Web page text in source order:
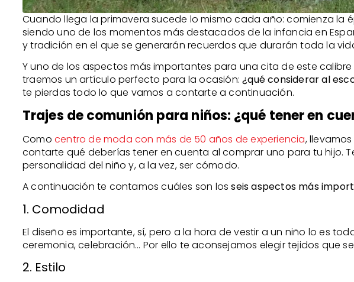
Cuando llega la primavera sucede lo mismo cada año: comienza
siendo uno de los momentos más destacados de la infancia en
y tradición en el que se generarán recuerdos que durarán toda la
Y uno de los aspectos más importantes para una cita de este
traemos un artículo perfecto para la ocasión:¿qué considerar al
te pierdas todo lo que vamos a contarte a continuación.
Trajes de comunión para niños: ¿qué tener en
Como centro de moda con más de 50 años de experiencia,
contarte qué deberías tener en cuenta al comprar uno para tu hijo.
personalidad del niño y, a la vez, ser cómodo.
A continuación te contamos cuáles son losseis aspectos más
1. Comodidad
El diseño es importante, sí, pero a la hora de vestir a un niño lo es
ceremonia, celebración… Por ello te aconsejamos elegir tejidos que
2. Estilo